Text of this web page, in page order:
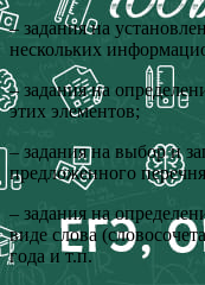
– задания на
нескольких
– задания на
этих элементов;
– задания на выбор и
предложенного
– задания на
виде слова
года и т.п.